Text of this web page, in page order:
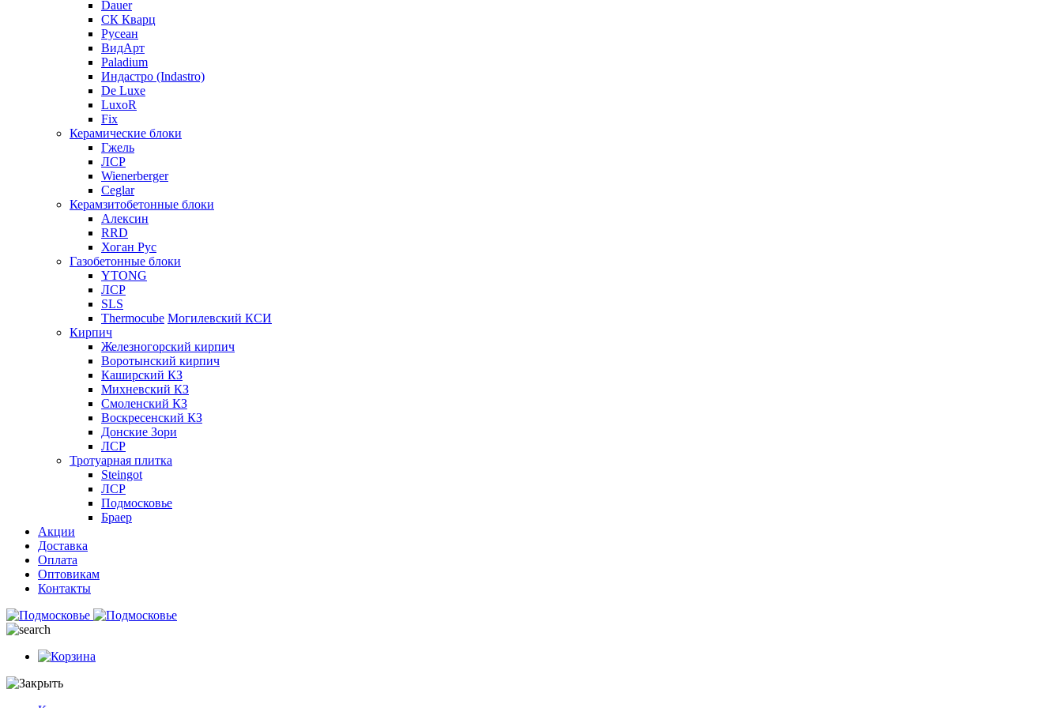
Dauer
СК Кварц
Русеан
ВидАрт
Paladium
Индастро (Indastro)
De Luxe
LuxoR
Fix
Керамические блоки
Гжель
ЛСР
Wienerberger
Ceglar
Керамзитобетонные блоки
Алексин
RRD
Хоган Рус
Газобетонные блоки
YTONG
ЛСР
SLS
Thermocube Могилевский КСИ
Кирпич
Железногорский кирпич
Воротынский кирпич
Каширский КЗ
Михневский КЗ
Смоленский КЗ
Воскресенский КЗ
Донские Зори
ЛСР
Тротуарная плитка
Steingot
ЛСР
Подмосковье
Браер
Акции
Доставка
Оплата
Оптовикам
Контакты